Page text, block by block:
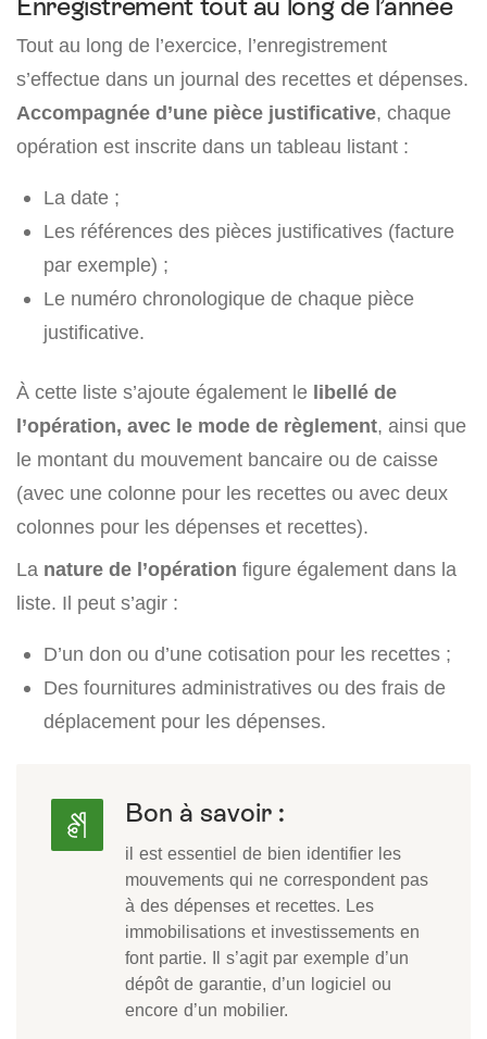
Enregistrement tout au long de l’année
Tout au long de l’exercice, l’enregistrement
s’effectue dans un journal des recettes et dépenses.
Accompagnée d’une pièce justificative, chaque
opération est inscrite dans un tableau listant :
La date ;
Les références des pièces justificatives (facture
par exemple) ;
Le numéro chronologique de chaque pièce
justificative.
À cette liste s’ajoute également le libellé de
l’opération, avec le mode de règlement, ainsi que
le montant du mouvement bancaire ou de caisse
(avec une colonne pour les recettes ou avec deux
colonnes pour les dépenses et recettes).
La nature de l’opération figure également dans la
liste. Il peut s’agir :
D’un don ou d’une cotisation pour les recettes ;
Des fournitures administratives ou des frais de
déplacement pour les dépenses.
Bon à savoir :
il est essentiel de bien identifier les
mouvements qui ne correspondent pas
à des dépenses et recettes. Les
immobilisations et investissements en
font partie. Il s’agit par exemple d’un
dépôt de garantie, d’un logiciel ou
encore d’un mobilier.